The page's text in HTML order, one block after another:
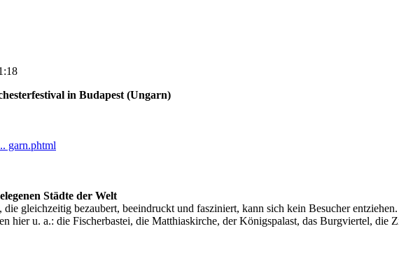
in Budapest (Ungarn)
garn.phtml
Städte der Welt
gleichzeitig bezaubert, beeindruckt und fasziniert, kann sich kein Besucher
hier u. a.: die Fischerbastei, die Matthiaskirche, der Königspalast, das Burgviertel,